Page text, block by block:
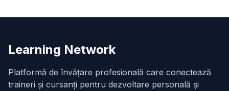
Learning Network
Platformă de învățare profesională care conectează
traineri și cursanți pentru dezvoltare personală și